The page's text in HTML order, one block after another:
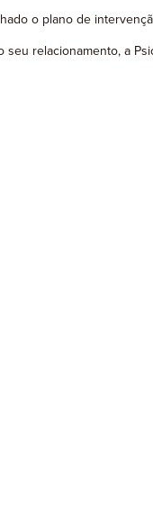
o plano de
relacionamento, a